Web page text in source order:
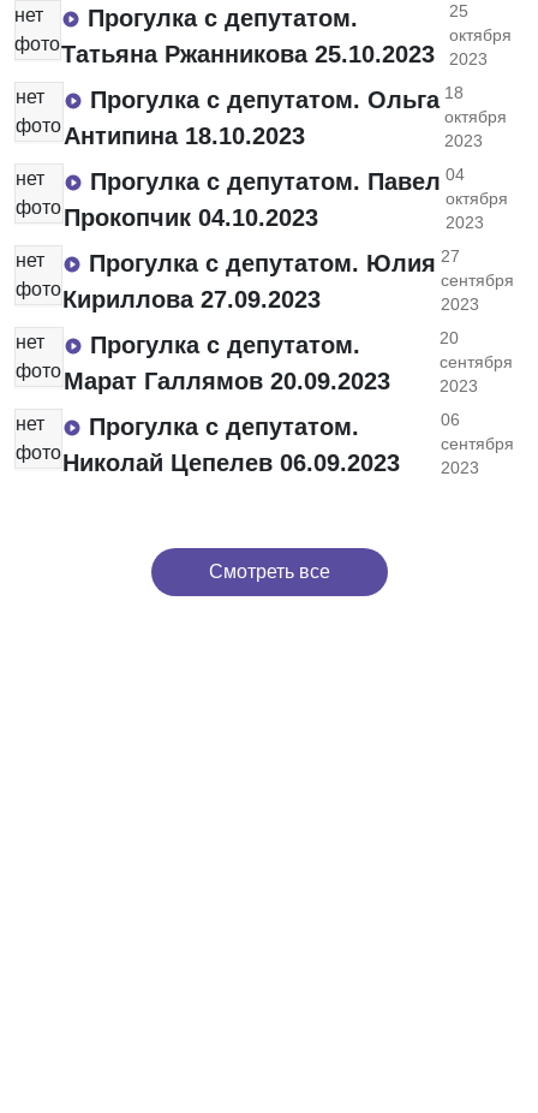
нет
фото
Прогулка с депутатом.
Татьяна Ржанникова 25.10.2023
25
октября
2023
нет
фото
Прогулка с депутатом. Ольга
Антипина 18.10.2023
18
октября
2023
нет
фото
Прогулка с депутатом. Павел
Прокопчик 04.10.2023
04
октября
2023
нет
фото
Прогулка с депутатом. Юлия
Кириллова 27.09.2023
27
сентября
2023
нет
фото
Прогулка с депутатом.
Марат Галлямов 20.09.2023
20
сентября
2023
нет
фото
Прогулка с депутатом.
Николай Цепелев 06.09.2023
06
сентября
2023
Смотреть все